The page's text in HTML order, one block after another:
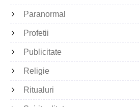
Paranormal
Profetii
Publicitate
Religie
Ritualuri